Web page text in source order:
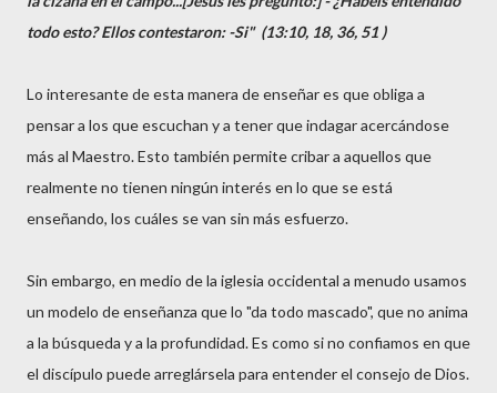
todo esto? Ellos contestaron: -Si" (13:10, 18, 36, 51 )
Lo interesante de esta manera de enseñar es que obliga a
pensar a los que escuchan y a tener que indagar acercándose
más al Maestro. Esto también permite cribar a aquellos que
realmente no tienen ningún interés en lo que se está
enseñando, los cuáles se van sin más esfuerzo.
Sin embargo, en medio de la iglesia occidental a menudo usamos
un modelo de enseñanza que lo "da todo mascado", que no anima
a la búsqueda y a la profundidad. Es como si no confiamos en que
el discípulo puede arreglársela para entender el consejo de Dios.